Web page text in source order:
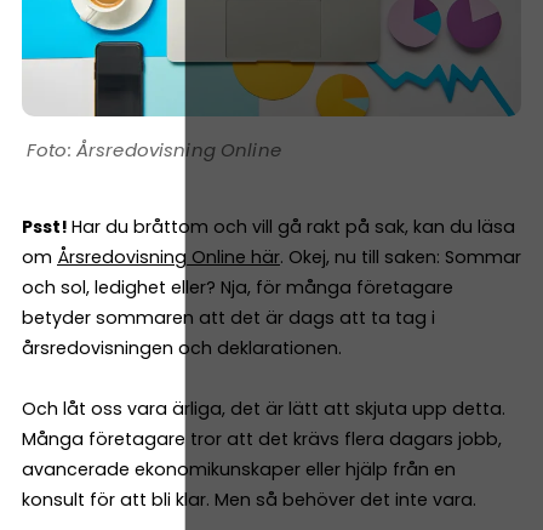
Årsredovisning Online
Psst! Har du bråttom och vill gå rakt på sak, kan du läsa
om Årsredovisning Online här. Okej, nu till saken: Sommar
och sol, ledighet eller? Nja, för många företagare
betyder sommaren att det är dags att ta tag i
årsredovisningen och deklarationen.
Och låt oss vara ärliga, det är lätt att skjuta upp detta.
Många företagare tror att det krävs flera dagars jobb,
avancerade ekonomikunskaper eller hjälp från en
konsult för att bli klar. Men så behöver det inte vara.